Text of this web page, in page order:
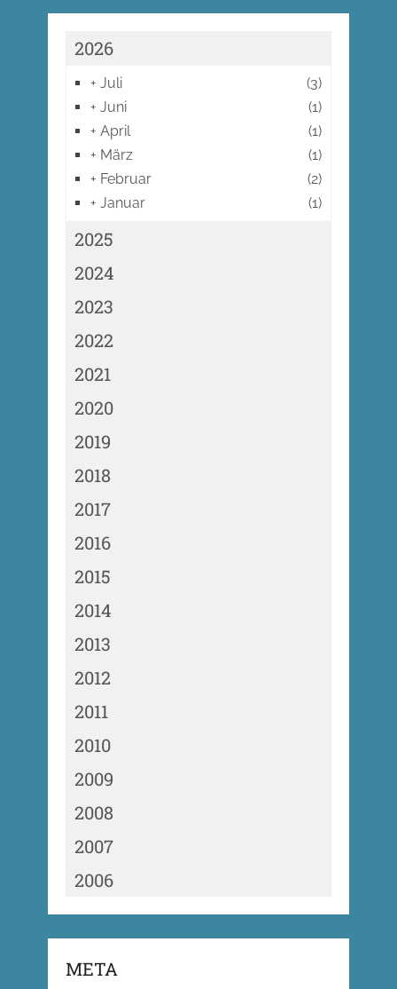
2026
+ Juli
(3)
+ Juni
(1)
+ April
(1)
+ März
(1)
+ Februar
(2)
+ Januar (1)
2025
2024
2023
2022
2021
2020
2019
2018
2017
2016
2015
2014
2013
2012
2011
2010
2009
2008
2007
2006
META